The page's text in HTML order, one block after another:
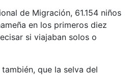
de Migración, 61.154 niños
en los primeros diez
si viajaban solos o
que la selva del